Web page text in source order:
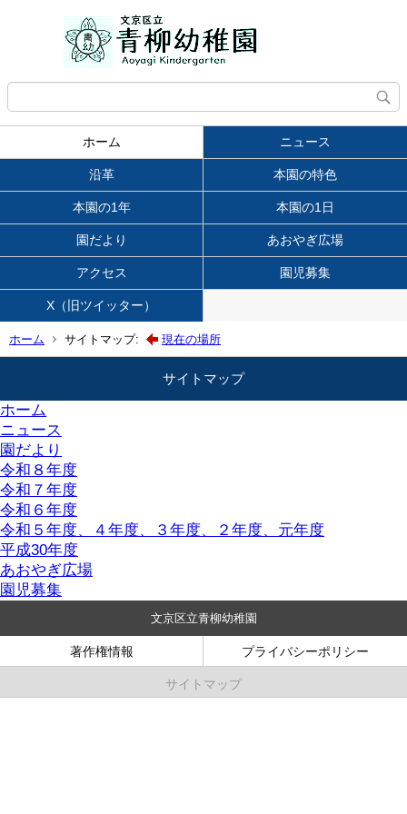
ホーム ニュース
沿革 本園の特色
本園の1年 本園の1日
園だより あおやぎ広場
アクセス 園児募集
X（旧ツイッター）
ホーム サイトマップ: 現在の場所
サイトマップ
ホーム
ニュース
園だより
令和８年度
令和７年度
令和６年度
令和５年度、４年度、３年度、２年度、元年度
平成30年度
あおやぎ広場
園児募集
文京区立青柳幼稚園
著作権情報 プライバシーポリシー
サイトマップ